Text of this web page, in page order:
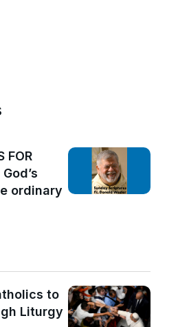
FOR
ordinary
to
Liturgy